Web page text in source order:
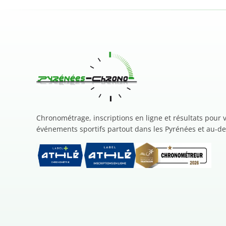
Chronométrage, inscriptions en ligne et résultats pour
événements sportifs partout dans les Pyrénées et au-